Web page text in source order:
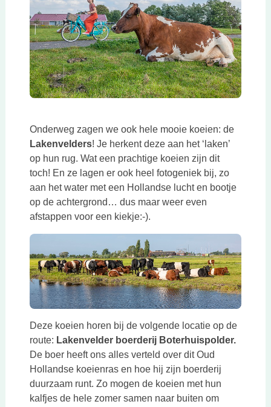
Onderweg zagen we ook hele mooie koeien: de
Lakenvelders! Je herkent deze aan het ‘laken’
op hun rug. Wat een prachtige koeien zijn dit
toch! En ze lagen er ook heel fotogeniek bij, zo
aan het water met een Hollandse lucht en bootje
op de achtergrond… dus maar weer even
afstappen voor een kiekje:-).
Deze koeien horen bij de volgende locatie op de
route: Lakenvelder boerderij Boterhuispolder.
De boer heeft ons alles verteld over dit Oud
Hollandse koeienras en hoe hij zijn boerderij
duurzaam runt. Zo mogen de koeien met hun
kalfjes de hele zomer samen naar buiten om